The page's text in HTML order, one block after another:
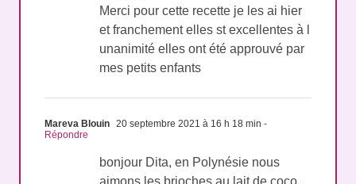
Merci pour cette recette je les ai hier
et franchement elles st excellentes à l
unanimité elles ont été approuvé par
mes petits enfants
Mareva Blouin 20 septembre 2021 à 16 h 18 min -
Répondre
bonjour Dita, en Polynésie nous
aimons les brioches au lait de coco,